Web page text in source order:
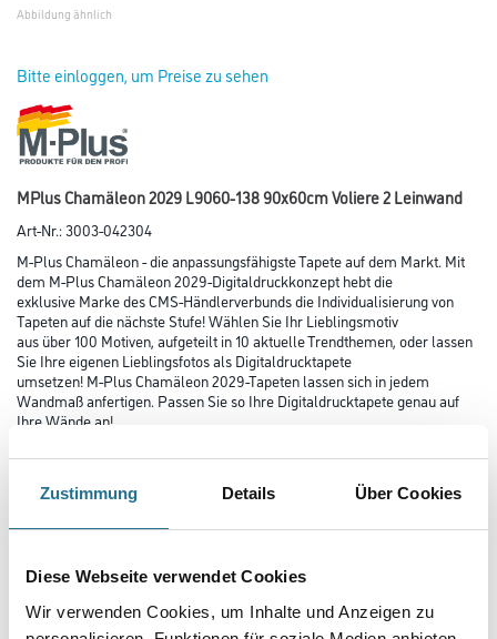
Zustimmung Details Über Cookies
Diese Webseite verwendet Cookies
Wir verwenden Cookies, um Inhalte und Anzeigen zu
Abbildung ähnlich
Bitte einloggen, um Preise zu sehen
MPlus Chamäleon 2029 L9060-138 90x60cm Voliere 2 Leinwand
Art-Nr.:3003-042304
M-Plus Chamäleon - die anpassungsfähigste Tapete auf dem Markt. Mit
dem M-Plus Chamäleon 2029-Digitaldruckkonzept hebt die
exklusive Marke des CMS-Händlerverbunds die Individualisierung von
Tapeten auf die nächste Stufe! Wählen Sie Ihr Lieblingsmotiv
aus über 100 Motiven, aufgeteilt in 10 aktuelle Trendthemen, oder lassen
Sie Ihre eigenen Lieblingsfotos als Digitaldrucktapete
umsetzen! M-Plus Chamäleon 2029-Tapeten lassen sich in jedem
Wandmaß anfertigen. Passen Sie so Ihre Digitaldrucktapete genau auf
Ihre Wände an!